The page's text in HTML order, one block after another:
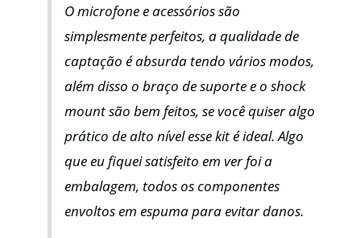
O microfone e acessórios são
simplesmente perfeitos, a qualidade de
captação é absurda tendo vários modos,
além disso o braço de suporte e o shock
mount são bem feitos, se você quiser algo
prático de alto nível esse kit é ideal. Algo
que eu fiquei satisfeito em ver foi a
embalagem, todos os componentes
envoltos em espuma para evitar danos.